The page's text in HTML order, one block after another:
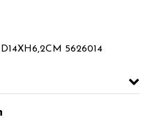
5626014